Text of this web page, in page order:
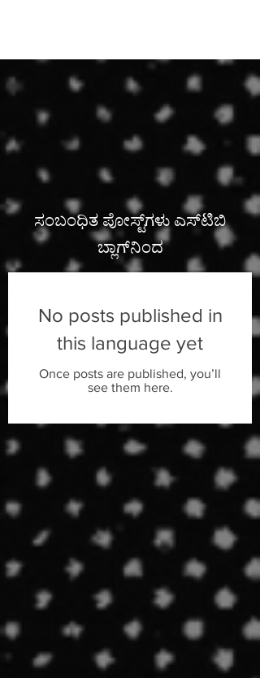
ಸಂಬಂಧಿತ ಪೋಸ್ಟ್‌ಗಳು ಎಸ್‌ಟಿಬಿ
ಬ್ಲಾಗ್‌ನಿಂದ
No posts published in
this language yet
Once posts are published, you’ll
see them here.